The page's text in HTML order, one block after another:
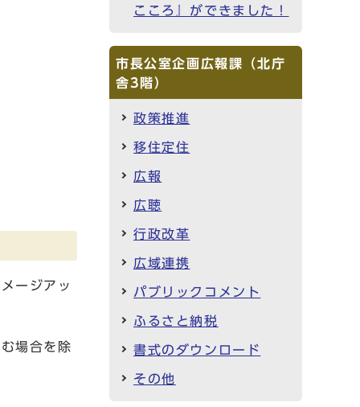
ージアッ
場合を除
こころ』ができました！
市長公室企画広報課（北庁
舎3階）
政策推進
移住定住
広報
広聴
行政改革
広域連携
パブリックコメント
ふるさと納税
書式のダウンロード
その他